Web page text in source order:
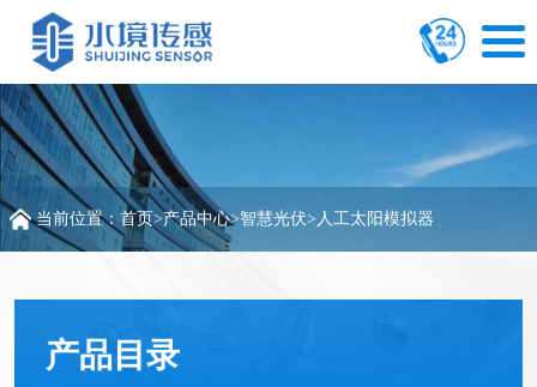
当前位置：首页>产品中心>智慧光伏> 人工太阳模拟器
产品目录